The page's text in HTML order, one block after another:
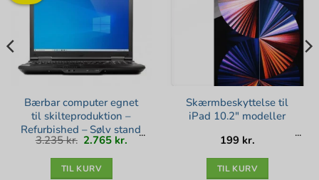
Bærbar computer egnet
til skilteproduktion –
Refurbished – Sølv stand
3.235kr. Den
oprindelige
pris
2.765 kr. Den
TIL KURV
Skærmbeskyttelse til
iPad 10.2″ modeller
199 kr.
TIL KURV